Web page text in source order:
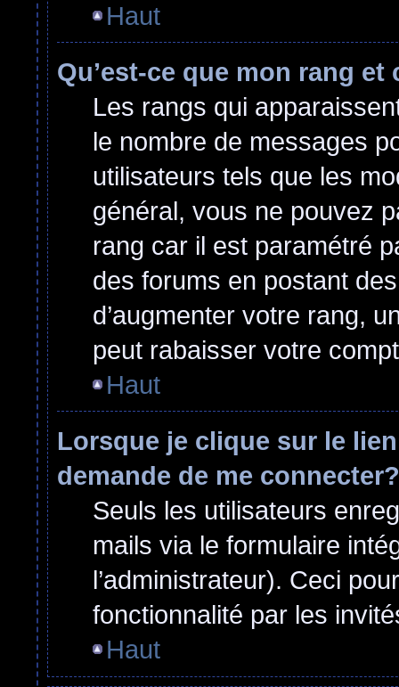
Haut
Qu’est-ce que mon rang
Les rangs qui
le nombre de messages
utilisateurs tels que les
général, vous ne pouvez
rang car il est paramétré
des forums en postant
d’augmenter votre rang,
peut rabaisser votre
Haut
Lorsque je clique sur le
demande de me connecter?
Seuls les utilisateurs
mails via le formulaire
l’administrateur). Ceci
fonctionnalité par les
Haut